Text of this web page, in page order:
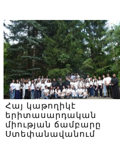
Հայ կաթողիկէ
երիտասարդական
միության ճամբարը
Ստեփանավանում